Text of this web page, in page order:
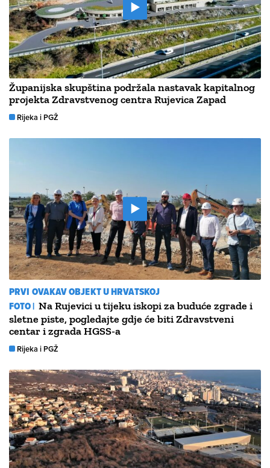
Županijska skupština podržala nastavak kapitalnog
projekta Zdravstvenog centra Rujevica Zapad
Rijeka i PGŽ
PRVI OVAKAV OBJEKT U HRVATSKOJ
FOTO | Na Rujevici u tijeku iskopi za buduće zgrade i
sletne piste, pogledajte gdje će biti Zdravstveni
centar i zgrada HGSS-a
Rijeka i PGŽ